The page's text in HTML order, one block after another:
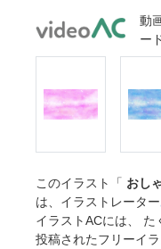
動
ー
このイラスト「 おし
は、イラストレーター
イラストACには、 た
投稿されたフリーイ